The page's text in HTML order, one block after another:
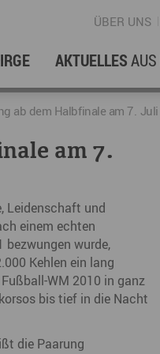
ÜBER UNS
AKTUELLESAUS
ab dem Halbfinale am 7. Juli
am 7.
Leidenschaft und
einem echten
wurde,
Kehlen ein lang
WM 2010 in ganz
bis tief in die Nacht
die Paarung